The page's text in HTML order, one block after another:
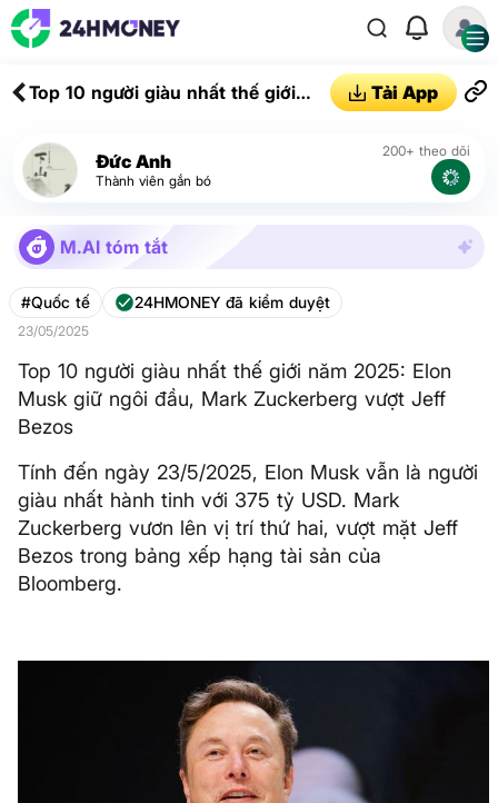
Top 10 người giàu nhất thế giới
đầu, Mark Zuckerberg vượt Jeff
Bezos
Tải App
Đức Anh
Thành viên gắn bó
200+ theo dõi
M.AI tóm tắt
#Quốc tế 24HMONEY đã kiểm duyệt
23/05/2025
Top 10 người giàu nhất thế giới năm 2025: Elon
Musk giữ ngôi đầu, Mark Zuckerberg vượt Jeff
Bezos
Tính đến ngày 23/5/2025, Elon Musk vẫn là người
giàu nhất hành tinh với 375 tỷ USD. Mark
Zuckerberg vươn lên vị trí thứ hai, vượt mặt Jeff
Bezos trong bảng xếp hạng tài sản của
Bloomberg.